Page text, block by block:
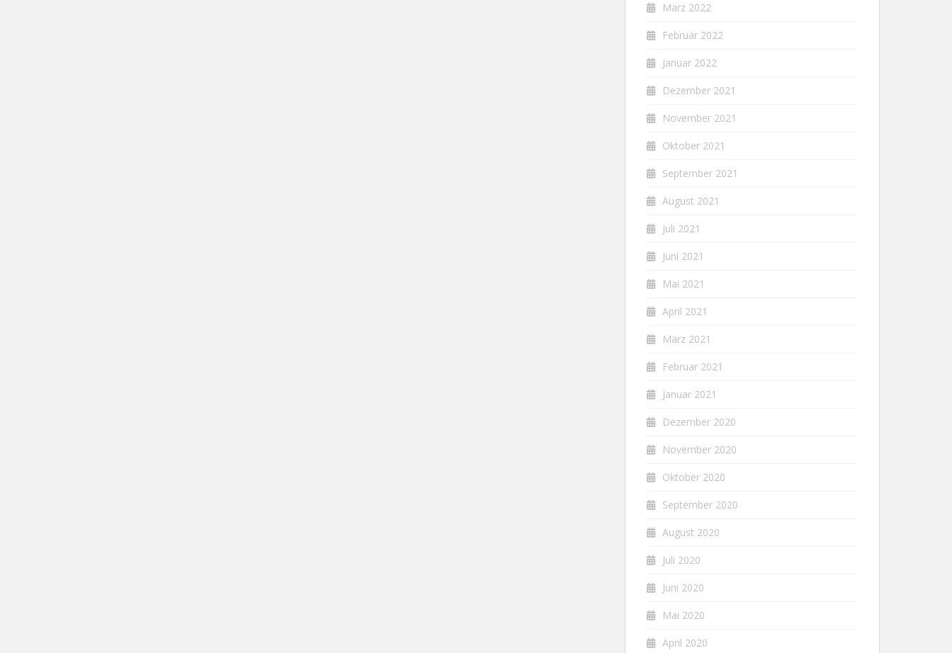
März 2022
Februar 2022
Januar 2022
Dezember 2021
November 2021
Oktober 2021
September 2021
August 2021
Juli 2021
Juni 2021
Mai 2021
April 2021
März 2021
Februar 2021
Januar 2021
Dezember 2020
November 2020
Oktober 2020
September 2020
August 2020
Juli 2020
Juni 2020
Mai 2020
April 2020